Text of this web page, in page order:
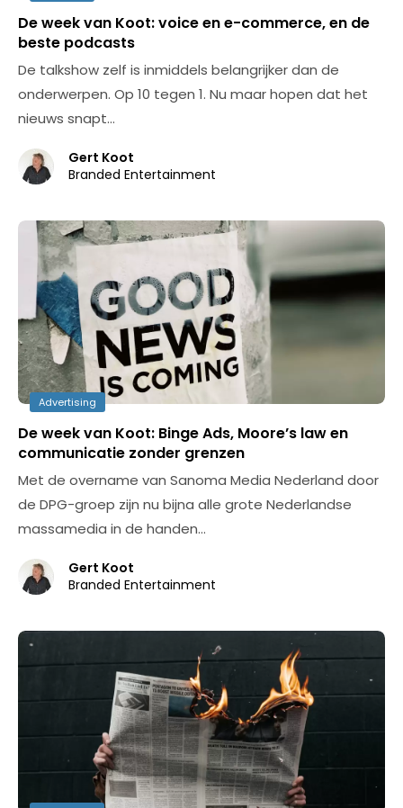
De week van Koot: voice en e-commerce, en de
beste podcasts
De talkshow zelf is inmiddels belangrijker dan de
onderwerpen. Op 10 tegen 1. Nu maar hopen dat het
nieuws snapt…
Gert Koot
Branded Entertainment
Advertising
De week van Koot: Binge Ads, Moore’s law en
communicatie zonder grenzen
Met de overname van Sanoma Media Nederland door
de DPG-groep zijn nu bijna alle grote Nederlandse
massamedia in de handen…
Gert Koot
Branded Entertainment